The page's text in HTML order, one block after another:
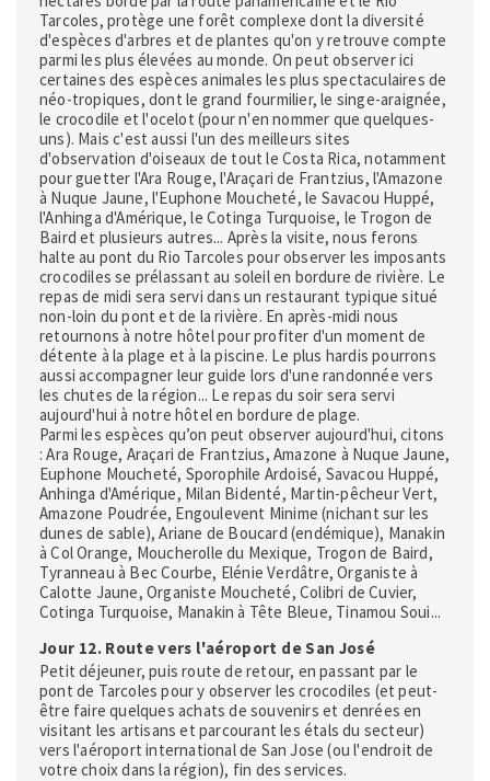
Tarcoles, protège une forêt complexe dont la diversité
d'espèces d'arbres et de plantes qu'on y retrouve compte
parmi les plus élevées au monde. On peut observer ici
certaines des espèces animales les plus spectaculaires de
néo-tropiques, dont le grand fourmilier, le singe-araignée,
le crocodile et l'ocelot (pour n'en nommer que quelques-
uns). Mais c'est aussi l'un des meilleurs sites
d'observation d'oiseaux de tout le Costa Rica, notamment
pour guetter l'Ara Rouge, l'Araçari de Frantzius, l'Amazone
à Nuque Jaune, l'Euphone Moucheté, le Savacou Huppé,
l'Anhinga d'Amérique, le Cotinga Turquoise, le Trogon de
Baird et plusieurs autres... Après la visite, nous ferons
halte au pont du Rio Tarcoles pour observer les imposants
crocodiles se prélassant au soleil en bordure de rivière. Le
repas de midi sera servi dans un restaurant typique situé
non-loin du pont et de la rivière. En après-midi nous
retournons à notre hôtel pour profiter d'un moment de
détente à la plage et à la piscine. Le plus hardis pourrons
aussi accompagner leur guide lors d'une randonnée vers
les chutes de la région... Le repas du soir sera servi
aujourd'hui à notre hôtel en bordure de plage.
Parmi les espèces qu’on peut observer aujourd'hui, citons
: Ara Rouge, Araçari de Frantzius, Amazone à Nuque Jaune,
Euphone Moucheté, Sporophile Ardoisé, Savacou Huppé,
Anhinga d'Amérique, Milan Bidenté, Martin-pêcheur Vert,
Amazone Poudrée, Engoulevent Minime (nichant sur les
dunes de sable), Ariane de Boucard (endémique), Manakin
à Col Orange, Moucherolle du Mexique, Trogon de Baird,
Tyranneau à Bec Courbe, Elénie Verdâtre, Organiste à
Calotte Jaune, Organiste Moucheté, Colibri de Cuvier,
Cotinga Turquoise, Manakin à Tête Bleue, Tinamou Soui...
Jour 12. Route vers l'aéroport de San José
Petit déjeuner, puis route de retour, en passant par le
pont de Tarcoles pour y observer les crocodiles (et peut-
être faire quelques achats de souvenirs et denrées en
visitant les artisans et parcourant les étals du secteur)
vers l'aéroport international de San Jose (ou l'endroit de
votre choix dans la région), fin des services.